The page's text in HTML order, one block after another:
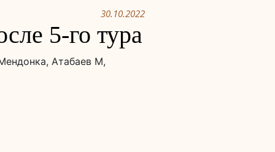
30.10.2022
5-го тура
Атабаев М,